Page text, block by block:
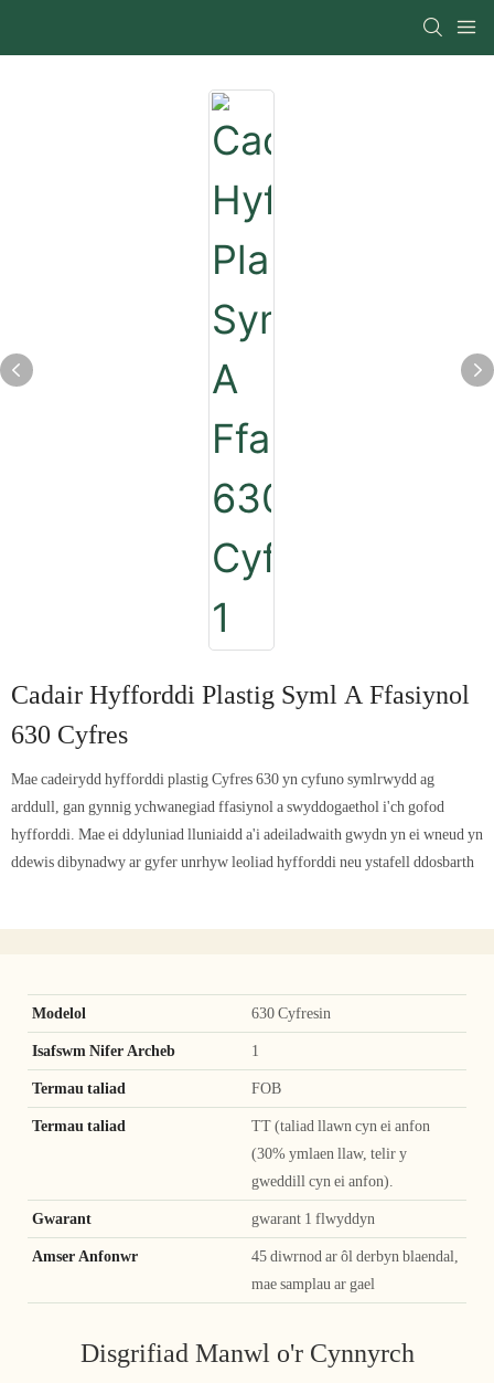
Cadair Hyfforddi Plastig Syml A Ffasiynol
630 Cyfres
Mae cadeirydd hyfforddi plastig Cyfres 630 yn cyfuno symlrwydd ag
arddull, gan gynnig ychwanegiad ffasiynol a swyddogaethol i'ch gofod
hyfforddi. Mae ei ddyluniad lluniaidd a'i adeiladwaith gwydn yn ei wneud yn
ddewis dibynadwy ar gyfer unrhyw leoliad hyfforddi neu ystafell ddosbarth
Modelol 630 Cyfresin
Isafswm Nifer Archeb 1
Termau taliad FOB
Termau taliad
TT (taliad llawn cyn ei anfon
(30% ymlaen llaw, telir y
gweddill cyn ei anfon).
Gwarant gwarant 1 flwyddyn
Amser Anfonwr
45 diwrnod ar ôl derbyn blaendal,
mae samplau ar gael
Disgrifiad Manwl o'r Cynnyrch